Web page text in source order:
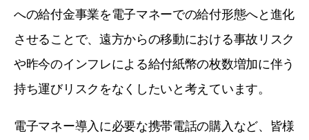
への給付金事業を電子マネーでの給付形態へと進化
させることで、遠方からの移動における事故リスク
や昨今のインフレによる給付紙幣の枚数増加に伴う
持ち運びリスクをなくしたいと考えています。
電子マネー導入に必要な携帯電話の購入など、皆様